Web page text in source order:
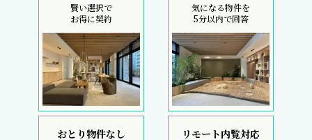
賢い選択で
お得に契約
気になる物件を
5分以内で回答
おとり物件なし リモート内覧対応